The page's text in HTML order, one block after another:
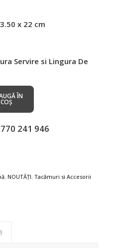
lei.x 22 cm
Servire si Lingura De
ÎN
COȘ
241 946
, NOUTĂȚI, Tacâmuri si Accesorii